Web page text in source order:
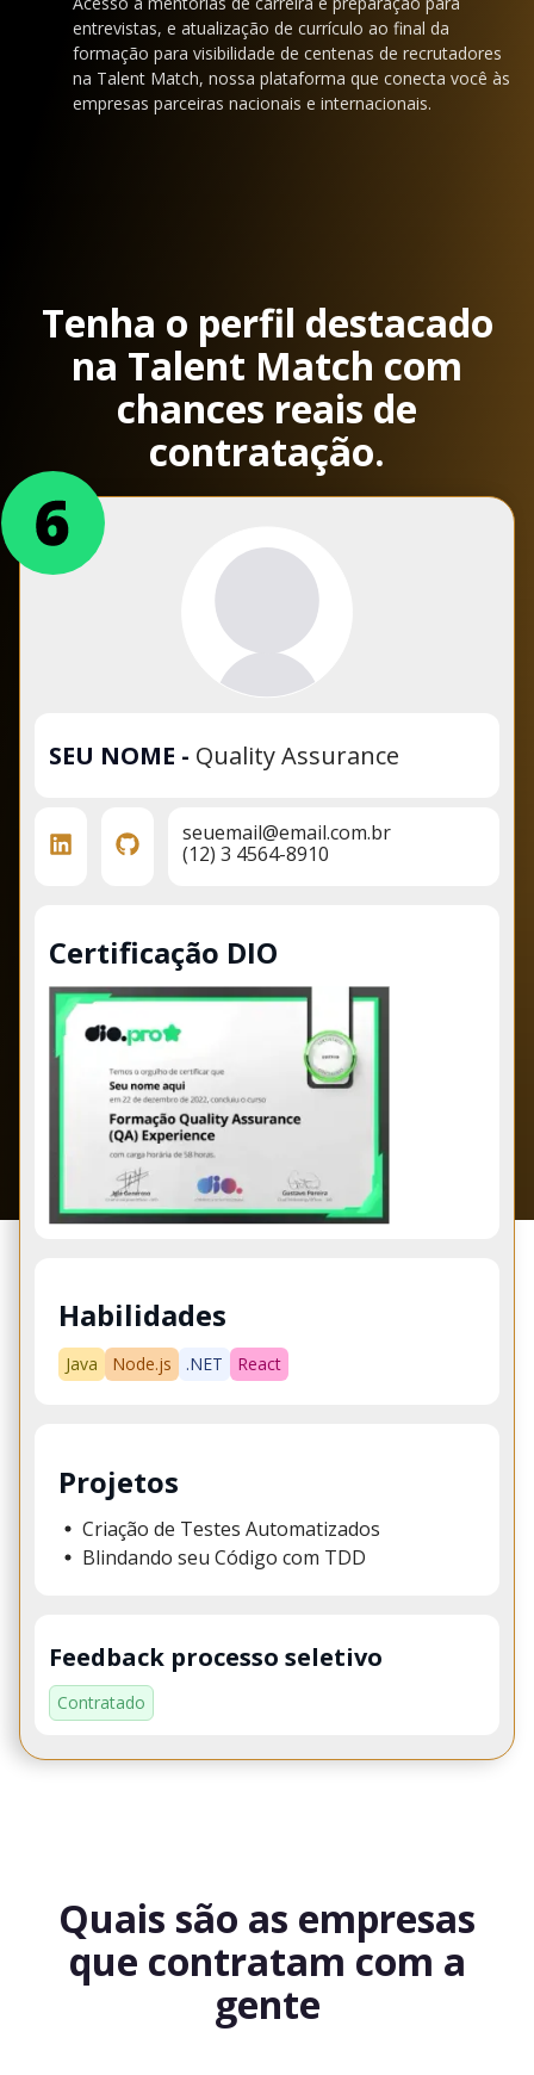
entrevistas, e atualização de currículo ao final da
formação para visibilidade de centenas de recrutadores
na Talent Match, nossa plataforma que conecta você às
empresas parceiras nacionais e internacionais.
Tenha o perfil destacado
na Talent Match com
chances reais de
contratação.
SEU NOME - Quality Assurance
seuemail@email.com.br
(12) 3 4564-8910
Certificação DIO
Habilidades
Java Node.js .NET React
Projetos
Criação de Testes Automatizados
Blindando seu Código com TDD
Feedback processo seletivo
Contratado
Quais são as empresas
que contratam com a
gente